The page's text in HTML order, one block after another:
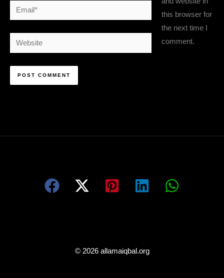
Email*
Website
this browser for
the next time I
comment.
© 2026 allamaiqbal.org